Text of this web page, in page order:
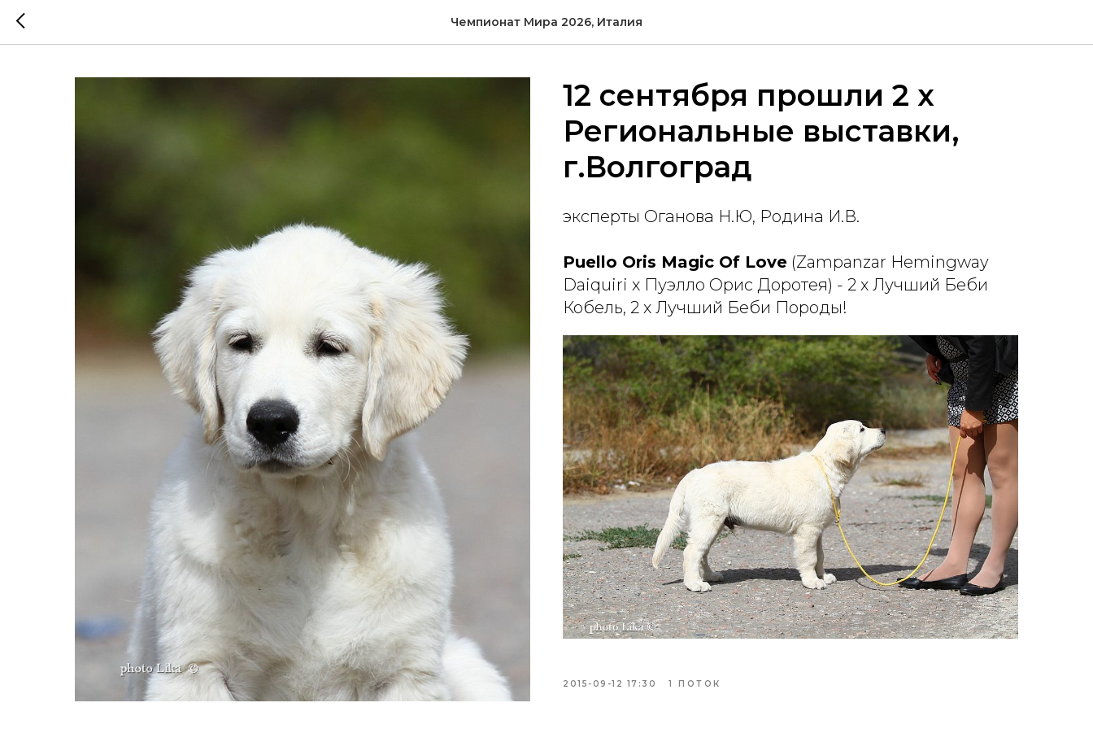
Чемпионат Мира 2026, Италия
12 сентября прошли 2 х
Региональные выставки,
г.Волгоград
эксперты Оганова Н.Ю, Родина И.В.
Puello Oris Magic Of Love (Zampanzar Hemingway
Daiquiri x Пуэлло Орис Доротея) - 2 х Лучший Беби
Кобель, 2 х Лучший Беби Породы!
2015-09-12 17:30 1 ПОТОК